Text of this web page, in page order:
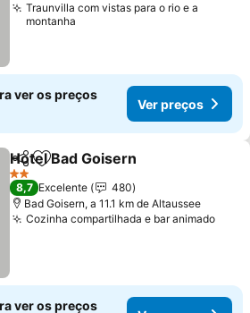
Traunvilla com vistas para o rio e a
montanha
ver os preços
Ver preços
PartilharAdicionar aos favoritos
Hotel Bad Goisern
2 Estrelas
8,7 Excelente
480
Bad Goisern, a 11.1 km de Altaussee
Cozinha compartilhada e bar animadoVer
ver os preços